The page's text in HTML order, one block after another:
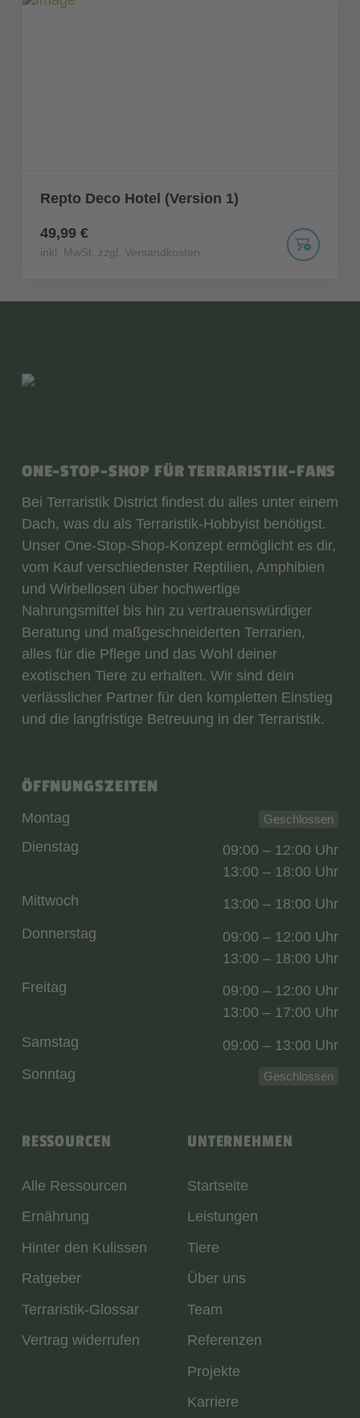
Repto Deco Hotel (Version 1)
49,99 €
inkl. MwSt. zzgl. Versandkosten
ONE-STOP-SHOP FÜR TERRARISTIK-FANS
Bei Terraristik District findest du alles unter einem
Dach, was du als Terraristik-Hobbyist benötigst.
Unser One-Stop-Shop-Konzept ermöglicht es dir,
vom Kauf verschiedenster Reptilien, Amphibien
und Wirbellosen über hochwertige
Nahrungsmittel bis hin zu vertrauenswürdiger
Beratung und maßgeschneiderten Terrarien,
alles für die Pflege und das Wohl deiner
exotischen Tiere zu erhalten. Wir sind dein
verlässlicher Partner für den kompletten Einstieg
und die langfristige Betreuung in der Terraristik.
RESSOURCEN
Alle Ressourcen
Ernährung
Hinter den Kulissen
Ratgeber
Terraristik-Glossar
Vertrag widerrufen
UNTERNEHMEN
Startseite
Leistungen
Tiere
Über uns
Team
Referenzen
Projekte
Karriere
ÖFFNUNGSZEITEN
Montag Geschlossen
Dienstag
09:00 – 12:00 Uhr
13:00 – 18:00 Uhr
Mittwoch
13:00 – 18:00 Uhr
Donnerstag
09:00 – 12:00 Uhr
13:00 – 18:00 Uhr
Freitag
09:00 – 12:00 Uhr
13:00 – 17:00 Uhr
Samstag
09:00 – 13:00 Uhr
Sonntag
Geschlossen